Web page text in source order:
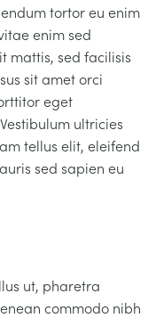
tortor eu enim
enim sed
mattis, sed facilisis
sit amet orci
eget
ultricies
tellus elit, eleifend
sed sapien eu
ut, pharetra
commodo nibh